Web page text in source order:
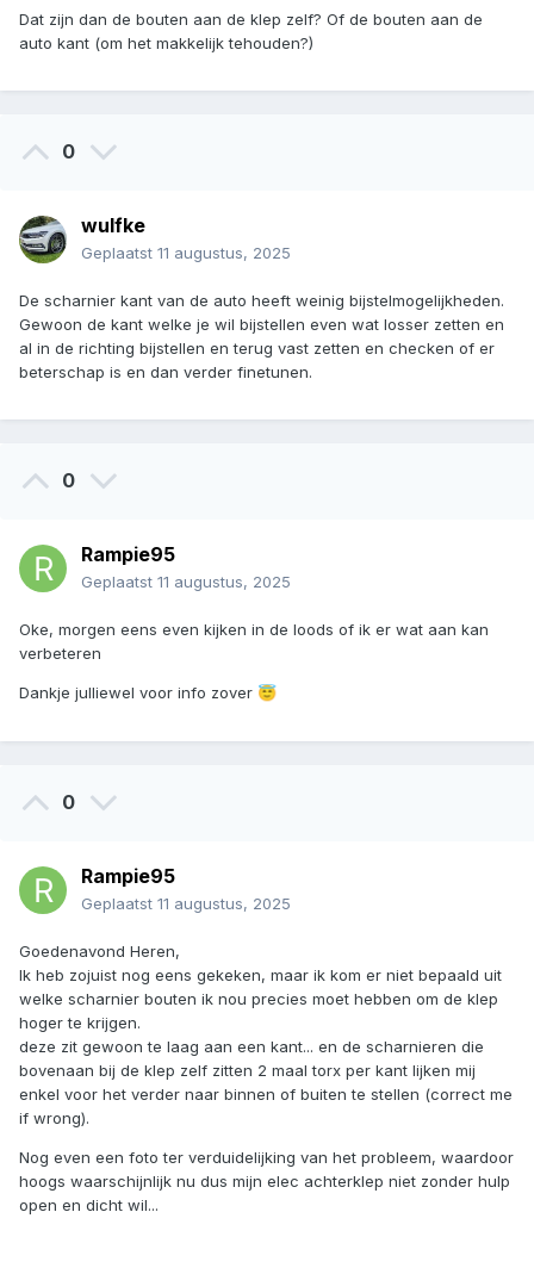
Dat zijn dan de bouten aan de klep zelf? Of de bouten aan de
auto kant (om het makkelijk tehouden?)
0
wulfke
Geplaatst 11 augustus, 2025
De scharnier kant van de auto heeft weinig bijstelmogelijkheden.
Gewoon de kant welke je wil bijstellen even wat losser zetten en
al in de richting bijstellen en terug vast zetten en checken of er
beterschap is en dan verder finetunen.
0
Rampie95
Geplaatst 11 augustus, 2025
Oke, morgen eens even kijken in de loods of ik er wat aan kan
verbeteren
Dankje julliewel voor info zover 😇
0
Rampie95
Geplaatst 11 augustus, 2025
Goedenavond Heren,
Ik heb zojuist nog eens gekeken, maar ik kom er niet bepaald uit
welke scharnier bouten ik nou precies moet hebben om de klep
hoger te krijgen.
deze zit gewoon te laag aan een kant... en de scharnieren die
bovenaan bij de klep zelf zitten 2 maal torx per kant lijken mij
enkel voor het verder naar binnen of buiten te stellen (correct me
if wrong).
Nog even een foto ter verduidelijking van het probleem, waardoor
hoogs waarschijnlijk nu dus mijn elec achterklep niet zonder hulp
open en dicht wil...